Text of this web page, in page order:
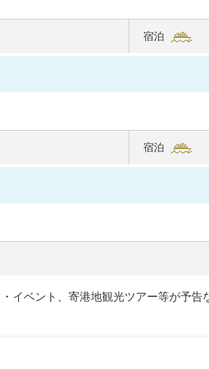
に処女航
たしま
宿泊
宿泊
イベント、寄港地観光ツアー等が予